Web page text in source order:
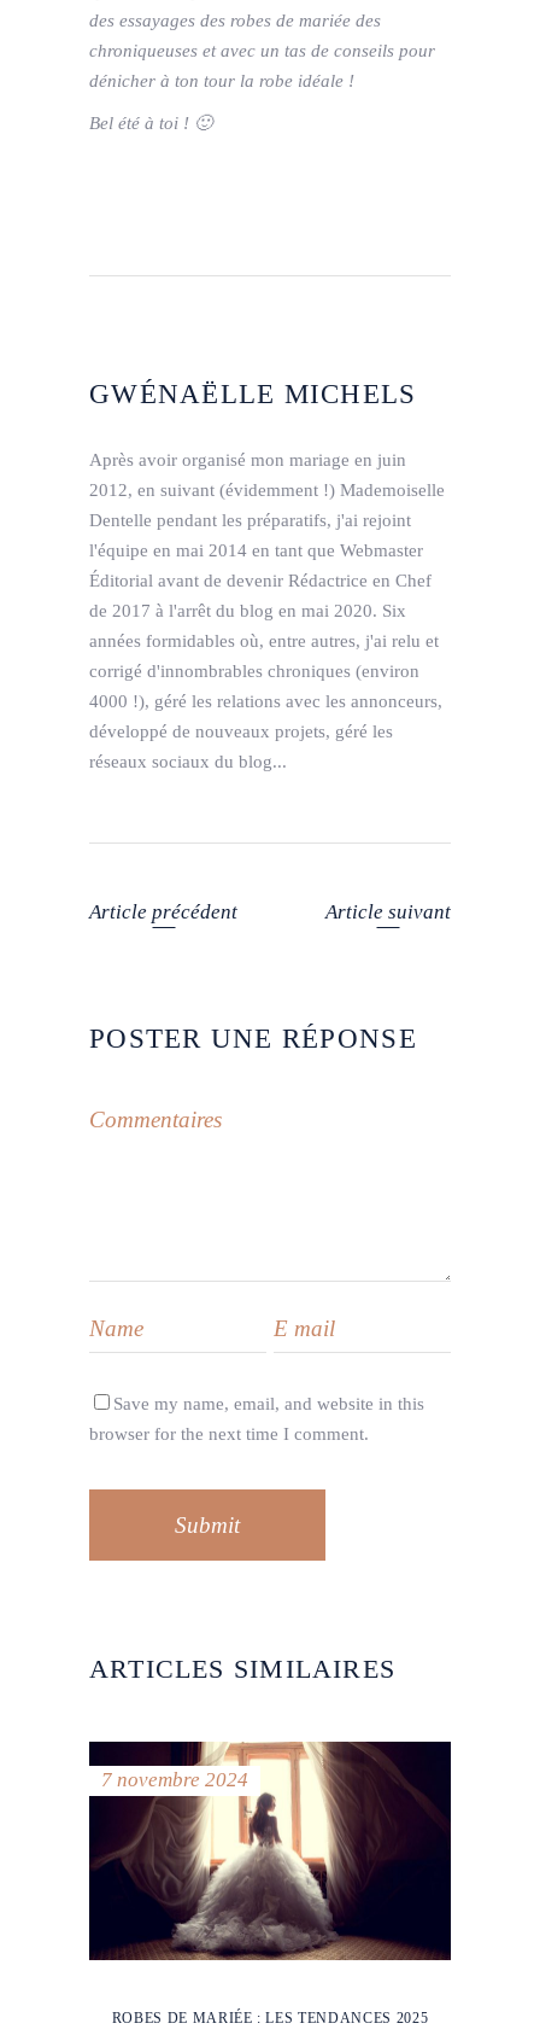
des essayages des robes de mariée des
chroniqueuses et avec un tas de conseils pour
dénicher à ton tour la robe idéale !
Bel été à toi ! 🙂
GWÉNAËLLE MICHELS
Après avoir organisé mon mariage en juin
2012, en suivant (évidemment !) Mademoiselle
Dentelle pendant les préparatifs, j'ai rejoint
l'équipe en mai 2014 en tant que Webmaster
Éditorial avant de devenir Rédactrice en Chef
de 2017 à l'arrêt du blog en mai 2020. Six
années formidables où, entre autres, j'ai relu et
corrigé d'innombrables chroniques (environ
4000 !), géré les relations avec les annonceurs,
développé de nouveaux projets, géré les
réseaux sociaux du blog...
Article précédent Article suivant
POSTER UNE RÉPONSE
Save my name, email, and website in this
browser for the next time I comment.
Submit
ARTICLES SIMILAIRES
7 novembre 2024
ROBES DE MARIÉE : LES TENDANCES 2025